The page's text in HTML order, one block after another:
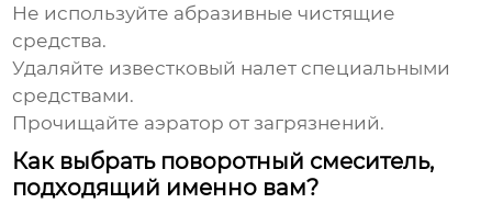
Не используйте абразивные чистящие
средства.
Удаляйте известковый налет специальными
средствами.
Прочищайте аэратор от загрязнений.
Как выбрать поворотный смеситель,
подходящий именно вам?